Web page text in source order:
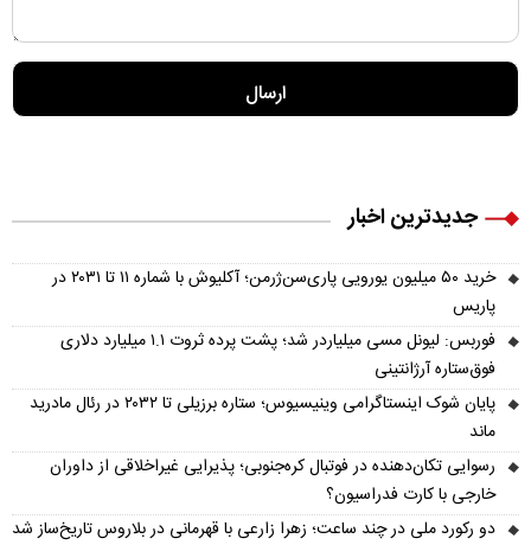
جدیدترین اخبار
خرید ۵۰ میلیون یورویی پاری‌سن‌ژرمن؛ آکلیوش با شماره ۱۱ تا ۲۰۳۱ در
پاریس
فوربس: لیونل مسی میلیاردر شد؛ پشت پرده ثروت ۱.۱ میلیارد دلاری
فوق‌ستاره آرژانتینی
پایان شوک اینستاگرامی وینیسیوس؛ ستاره برزیلی تا ۲۰۳۲ در رئال مادرید
ماند
رسوایی تکان‌دهنده در فوتبال کره‌جنوبی؛ پذیرایی غیراخلاقی از داوران
خارجی با کارت فدراسیون؟
دو رکورد ملی در چند ساعت؛ زهرا زارعی با قهرمانی در بلاروس تاریخ‌ساز شد